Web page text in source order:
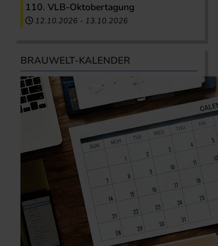
110. VLB-Oktobertagung
12.10.2026 - 13.10.2026
BRAUWELT-KALENDER